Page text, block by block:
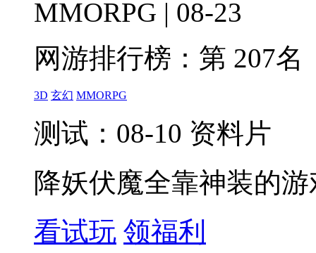
MMORPG | 08-23
网游排行榜： 第 207名
3D 玄幻 MMORPG
测试：08-10 资料片
降妖伏魔全靠神装的游
看试玩 领福利